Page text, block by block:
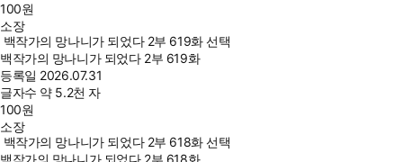
100원
소장
백작가의 망나니가 되었다 2부 619화 선택
백작가의 망나니가 되었다 2부 619화
등록일 2026.07.31
글자수 약 5.2천 자
100원
소장
백작가의 망나니가 되었다 2부 618화 선택
백작가의 망나니가 되었다 2부 618화